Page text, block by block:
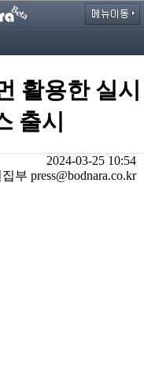
활용한 실시
출시
2024-03-25 10:54
부 press@bodnara.co.kr